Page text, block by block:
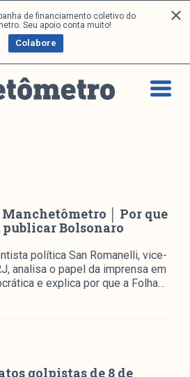
de financiamento coletivo do
Seu apoio conta muito!
Colabore
Manchetômetro │ Por que
publicar Bolsonaro
política San Romanelli, vice-
analisa o papel da imprensa em
e explica por que a Folha…
golpistas de 8 de